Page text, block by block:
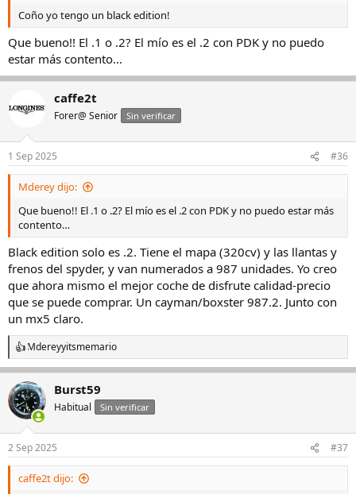
Coño yo tengo un black edition!
Que bueno!! El .1 o .2? El mío es el .2 con PDK y no puedo
estar más contento…
caffe2t
Forer@ Senior Sin verificar
1 Sep 2025 #36
Mderey dijo:
Que bueno!! El .1 o .2? El mío es el .2 con PDK y no puedo estar más
contento…
Black edition solo es .2. Tiene el mapa (320cv) y las llantas y
frenos del spyder, y van numerados a 987 unidades. Yo creo
que ahora mismo el mejor coche de disfrute calidad-precio
que se puede comprar. Un cayman/boxster 987.2. Junto con
un mx5 claro.
R
e
c
c
i
n
e
s
Mdereyyitsmemario
Burst59
Habitual Sin verificar
2 Sep 2025 #37
caffe2t dijo: